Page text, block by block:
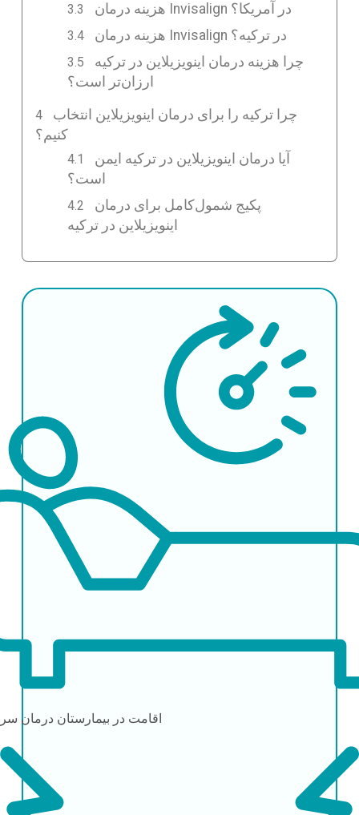
هزینه درمان Invisalign در آمریکا؟
هزینه درمان Invisalign در ترکیه؟
چرا هزینه درمان اینویزیلاین در ترکیه
ارزان‌تر است؟
چرا ترکیه را برای درمان اینویزیلاین انتخاب
کنیم؟
آیا درمان اینویزیلاین در ترکیه ایمن
است؟
پکیج شمول‌کامل برای درمان
اینویزیلاین در ترکیه
اقامت در بیمارستان درمان